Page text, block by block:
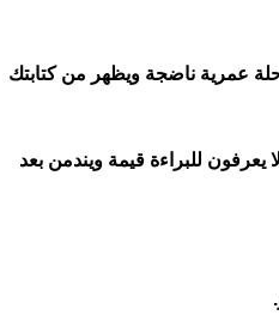
عمرية ناضجة ويظهر من كتابتك
للبراءة قيمة ويندمن بعد